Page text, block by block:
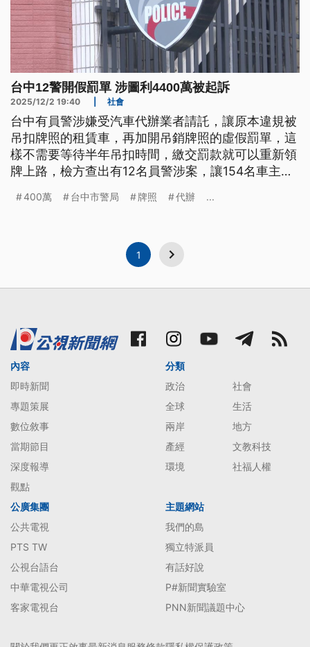
台中12警開假罰單 涉圖利4400萬被起訴
2025/12/2 19:40 社會
台中有員警涉嫌受汽車代辦業者請託，讓原本違規被
吊扣牌照的租賃車，再加開吊銷牌照的虛假罰單，這
樣不需要等待半年吊扣時間，繳交罰款就可以重新領
牌上路，檢方查出有12名員警涉案，讓154名車主提
至少有4400萬，員警和代辦業者共29人，今（2）
400萬 台中市警局 牌照 代辦 ...
1
內容
即時新聞
專題策展
數位敘事
當期節目
深度報導
觀點
分類
政治
社會
全球
生活
兩岸
地方
產經
文教科技
環境
社福人權
公廣集團
公共電視
PTS TW
公視台語台
中華電視公司
客家電視台
主題網站
我們的島
獨立特派員
有話好說
P#新聞實驗室
PNN新聞議題中心